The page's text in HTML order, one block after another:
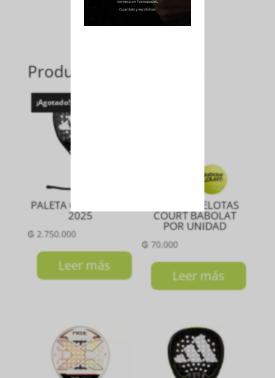
Productos relacionados
¡Agotado!
PALETA CROSS IT 3.4
2025
₲2.750.000
Leer más
TUBO DE PELOTAS
COURT BABOLAT
POR UNIDAD
₲ 70.000
Leer más